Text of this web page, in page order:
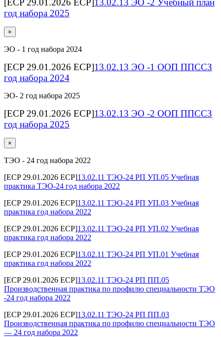
год набора 2025
×
ЭО - 1 год набора 2024
[ECP 29.01.2026 ECP]13.02.13 ЭО -1 ООП ППССЗ
год набора 2024
ЭО- 2 год набора 2025
[ECP 29.01.2026 ECP]13.02.13 ЭО -2 ООП ППССЗ
год набора 2025
×
ТЭО - 24 год набора 2022
[ECP 29.01.2026 ECP]13.02.11 ТЭО-24 РП УП.05 Учебная
практика ТЭО-24 год набора 2022
[ECP 29.01.2026 ECP]13.02.11 ТЭО-24 РП УП.03 Учебная
практика год набора 2022
[ECP 29.01.2026 ECP]13.02.11 ТЭО-24 РП УП.02 Учебная
практика год набора 2022
[ECP 29.01.2026 ECP]13.02.11 ТЭО-24 РП УП.01 Учебная
практика год набора 2022
[ECP 29.01.2026 ECP]13.02.11 ТЭО-24 РП ПП.05
Производственная практика по профилю специальности ТЭО
-24 год набора 2022
[ECP 29.01.2026 ECP]13.02.11 ТЭО-24 РП ПП.03
Производственная практика по профилю специальности ТЭО
— 24 год набора 2022